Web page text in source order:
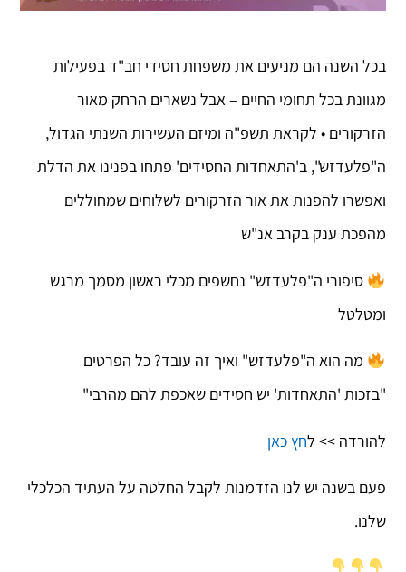
בכל השנה הם מניעים את משפחת חסידי חב"ד בפעילות
מגוונת בכל תחומי החיים – אבל נשארים הרחק מאור
הזרקורים • לקראת תשפ"ה ומיזם העשירות השנתי הגדול,
ה"פלעדזש", ב'התאחדות החסידים' פתחו בפנינו את הדלת
ואפשרו להפנות את אור הזרקורים לשלוחים שמחוללים
מהפכת ענק בקרב אנ"ש
סיפורי ה"פלעדזש" נחשפים מכלי ראשון מסמך מרגש
ומטלטל
מה הוא ה"פלעדזש" ואיך זה עובד? כל הפרטים
"בזכות 'התאחדות' יש חסידים שאכפת להם מהרבי"
להורדה >> לחץ כאן
פעם בשנה יש לנו הזדמנות לקבל החלטה על העתיד הכלכלי
שלנו.